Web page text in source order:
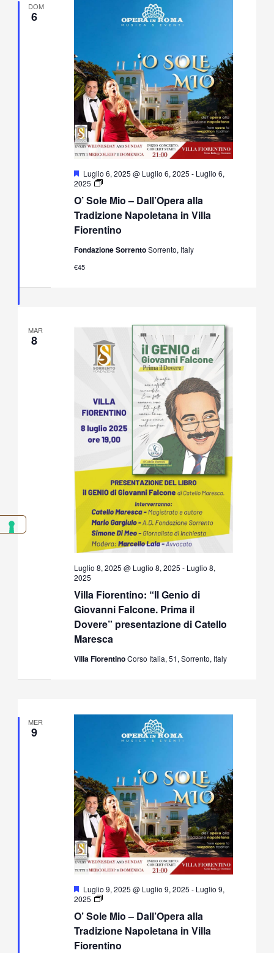
DOM
6
O’ Sole Mio – Dall’Opera alla
Tradizione Napoletana in Villa
Fiorentino
Segnalati
Luglio 6, 2025 @ Luglio 6, 2025 - Luglio 6,
2025
O’
Mio
–
Dall’Opera
alla
Napoletana
Fondazione SorrentoSorrento, Italy
€45
MAR
8
Villa Fiorentino: “Il Genio di
Giovanni Falcone. Prima il
Dovere” presentazione di Catello
Maresca
Luglio 8, 2025 @ Luglio 8, 2025 - Luglio 8,
2025
Villa FiorentinoCorso Italia, 51, Sorrento, Italy
MER
9
O’ Sole Mio – Dall’Opera alla
Tradizione Napoletana in Villa
Fiorentino
Segnalati
Luglio 9, 2025 @ Luglio 9, 2025 - Luglio 9,
2025
O’
Mio
–
Dall’Opera
alla